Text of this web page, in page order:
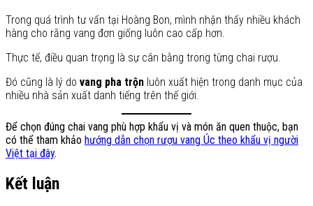
Trong quá trình tư vấn tại Hoàng Bon, mình nhận thấy nhiều khách
hàng cho rằng vang đơn giống luôn cao cấp hơn.
Thực tế, điều quan trọng là sự cân bằng trong từng chai rượu.
Đó cũng là lý do vang pha trộn luôn xuất hiện trong danh mục của
nhiều nhà sản xuất danh tiếng trên thế giới.
Để chọn đúng chai vang phù hợp khẩu vị và món ăn quen thuộc, bạn
có thể tham khảo hướng dẫn chọn rượu vang Úc theo khẩu vị người
Việt tại đây.
Kết luận